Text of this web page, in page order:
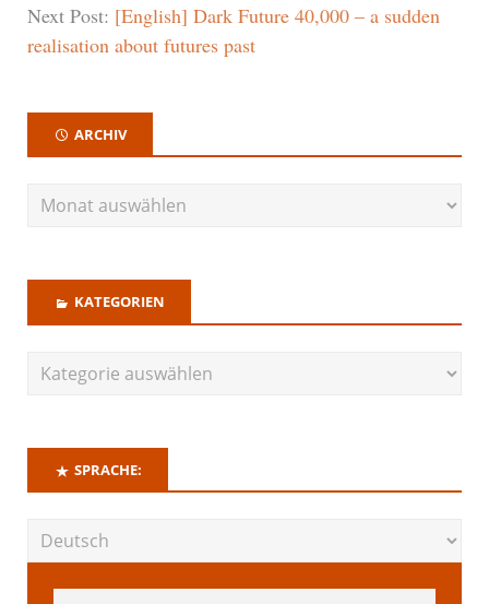
Next Post: [English] Dark Future 40,000 – a sudden
realisation about futures past
ARCHIV
KATEGORIEN
SPRACHE: